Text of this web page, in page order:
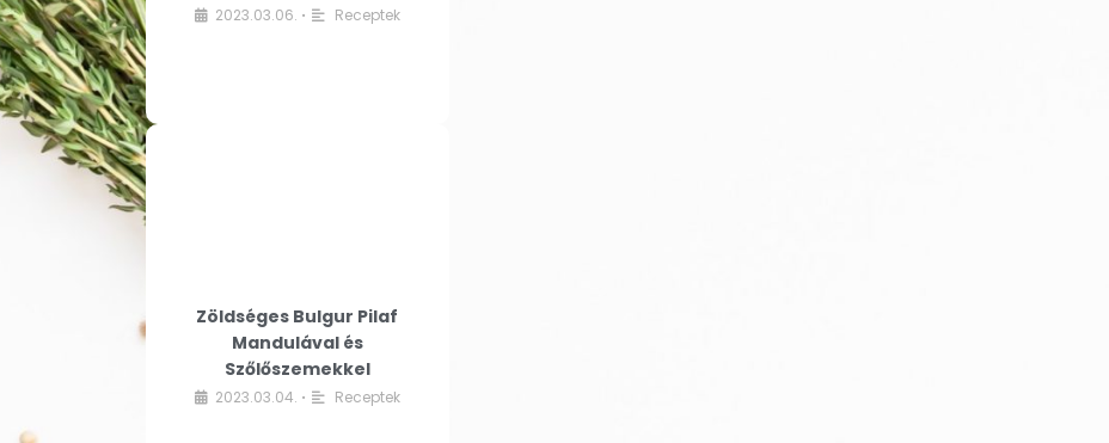
2023.03.06. • Receptek
Zöldséges Bulgur Pilaf
Mandulával és
Szőlőszemekkel
2023.03.04. • Receptek